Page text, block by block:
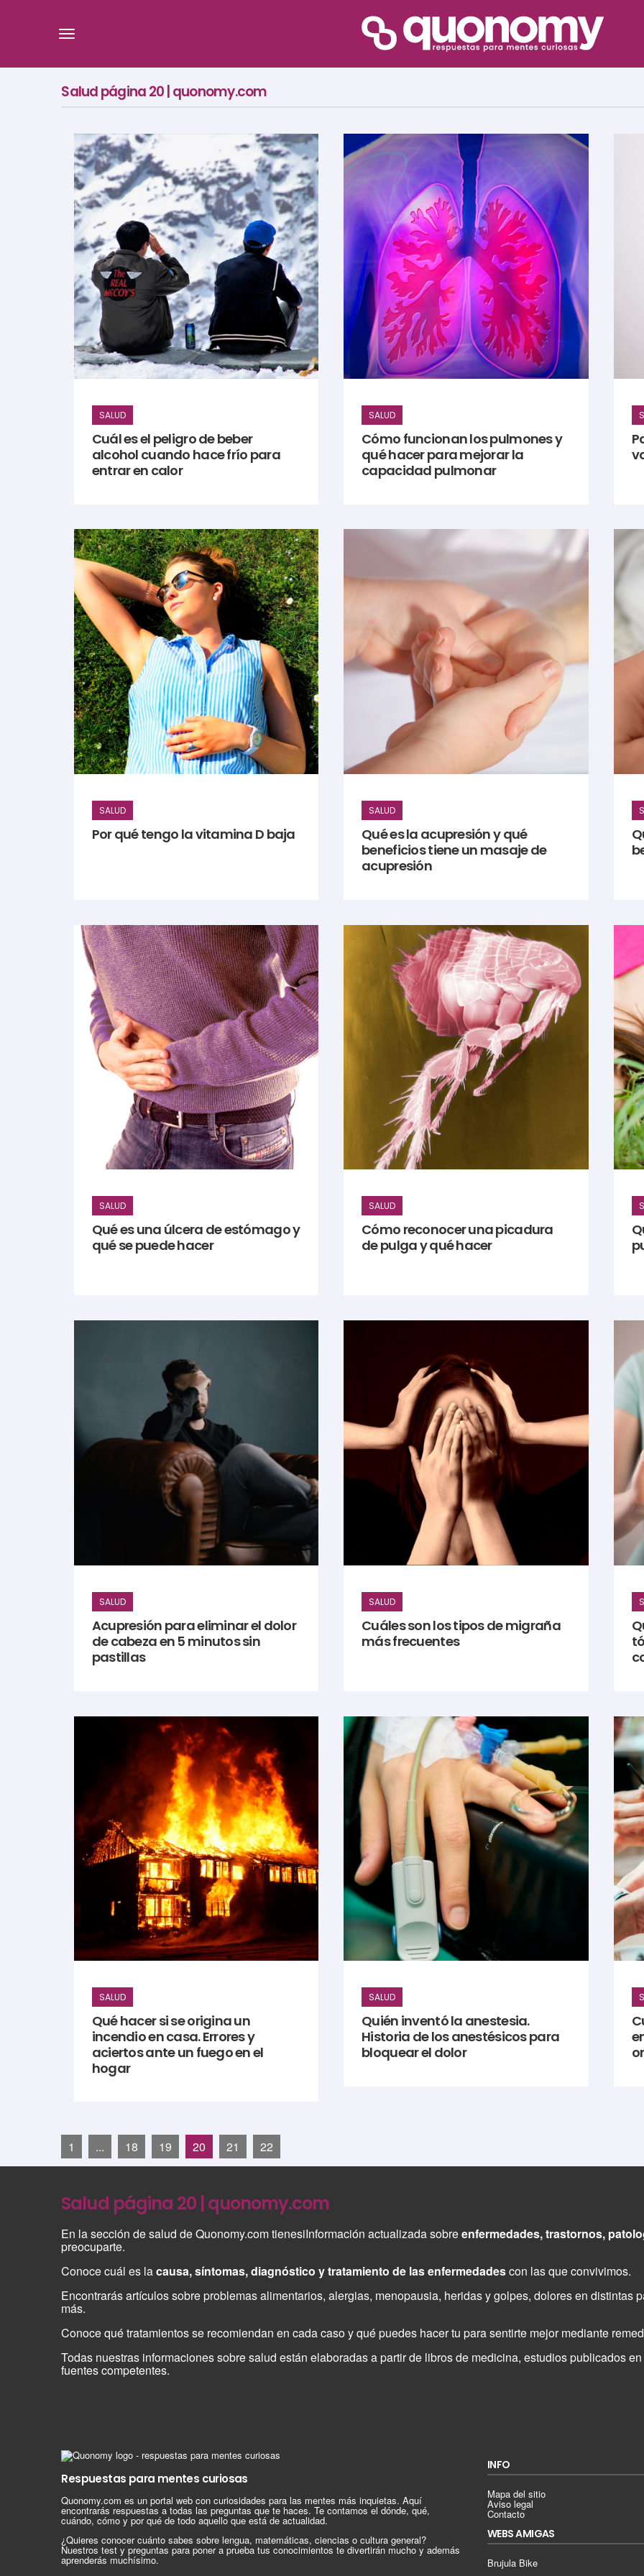
Salud página 20 | quonomy.com
SALUD
Cuál es el peligro de beber
alcohol cuando hace frío para
entrar en calor
SALUD
Cómo funcionan los pulmones y
qué hacer para mejorar la
capacidad pulmonar
SALUD
Por qué tengo la vitamina D baja
SALUD
Qué es la acupresión y qué
beneficios tiene un masaje de
acupresión
SALUD
Qué es una úlcera de estómago y
qué se puede hacer
SALUD
Cómo reconocer una picadura
de pulga y qué hacer
SALUD
Acupresión para eliminar el dolor
de cabeza en 5 minutos sin
pastillas
SALUD
Cuáles son los tipos de migraña
más frecuentes
SALUD
Qué hacer si se origina un
incendio en casa. Errores y
aciertos ante un fuego en el
hogar
SALUD
Quién inventó la anestesia.
Historia de los anestésicos para
bloquear el dolor
1 ... 18 19 20 21 22
Salud página 20 | quonomy.com
En la sección de salud de Quonomy.com tienesiInformación actualizada sobreenfermedades, trastornos,
preocuparte.
Conoce cuál es lacausa, síntomas, diagnóstico y tratamiento de las enfermedadescon las que convivimos.
Encontrarás artículos sobre problemas alimentarios, alergias, menopausia, heridas y golpes, dolores en distintas
más.
Conoce qué tratamientos se recomiendan en cada caso y qué puedes hacer tu para sentirte mejor mediante
Todas nuestras informaciones sobre salud están elaboradas a partir de libros de medicina, estudios publicados
fuentes competentes.
Respuestas para mentes curiosas
Quonomy.com es un portal web con curiosidades para las mentes más inquietas. Aquí
encontrarás respuestas a todas las preguntas que te haces. Te contamos el dónde, qué,
cuándo, cómo y por qué de todo aquello que está de actualidad.
¿Quieres conocer cuánto sabes sobre lengua, matemáticas, ciencias o cultura general?
Nuestros test y preguntas para poner a prueba tus conocimientos te divertirán mucho y además
aprenderás muchísimo.
INFO
Mapa del sitio
Aviso legal
Contacto
WEBS AMIGAS
Brujula Bike